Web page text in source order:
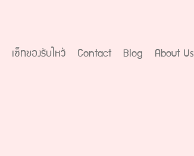
เซ็ทของรับไหว้ Contact Blog About Us